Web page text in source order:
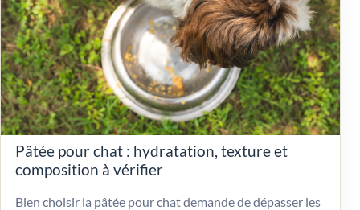
Pâtée pour chat : hydratation, texture et
composition à vérifier
Bien choisir la pâtée pour chat demande de dépasser les